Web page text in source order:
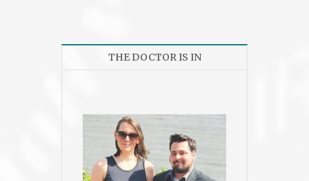
THE DOCTOR IS IN